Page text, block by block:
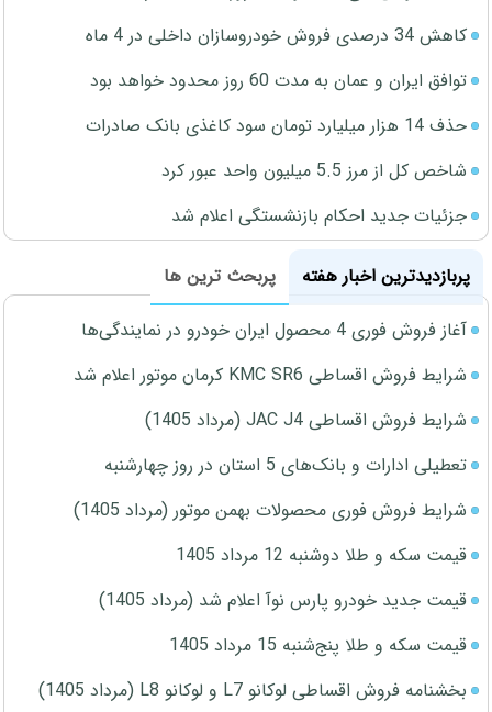
کاهش 34 درصدی فروش خودروسازان داخلی در 4 ماه
توافق ایران و عمان به مدت 60 روز محدود خواهد بود
حذف 14 هزار میلیارد تومان سود کاغذی بانک صادرات
شاخص کل از مرز 5.5 میلیون واحد عبور کرد
جزئیات جدید احکام بازنشستگی اعلام شد
پربازدیدترین اخبار هفته
پربحث ترین ها
آغاز فروش فوری 4 محصول ایران خودرو در نمایندگی‌ها
شرایط فروش اقساطی KMC SR6 کرمان موتور اعلام شد
شرایط فروش اقساطی JAC J4 (مرداد 1405)
تعطیلی ادارات و بانک‌های 5 استان در روز چهارشنبه
شرایط فروش فوری محصولات بهمن موتور (مرداد 1405)
قیمت سکه و طلا دوشنبه 12 مرداد 1405
قیمت جدید خودرو پارس نوآ اعلام شد (مرداد 1405)
قیمت سکه و طلا پنج‌شنبه 15 مرداد 1405
بخشنامه فروش اقساطی لوکانو L7 و لوکانو L8 (مرداد 1405)